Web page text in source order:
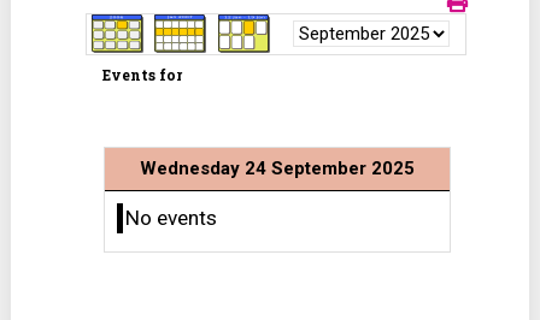
Events for
Wednesday 24 September 2025
No events